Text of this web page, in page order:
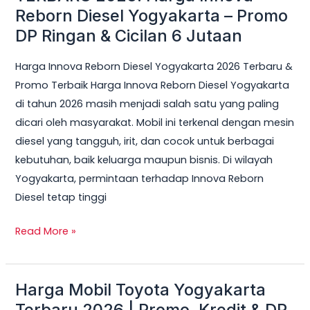
Reborn Diesel Yogyakarta – Promo
DP Ringan & Cicilan 6 Jutaan
Harga Innova Reborn Diesel Yogyakarta 2026 Terbaru &
Promo Terbaik Harga Innova Reborn Diesel Yogyakarta
di tahun 2026 masih menjadi salah satu yang paling
dicari oleh masyarakat. Mobil ini terkenal dengan mesin
diesel yang tangguh, irit, dan cocok untuk berbagai
kebutuhan, baik keluarga maupun bisnis. Di wilayah
Yogyakarta, permintaan terhadap Innova Reborn
Diesel tetap tinggi
Cicilan
6
Read More »
Harga Mobil Toyota Yogyakarta
Harga
Mobil